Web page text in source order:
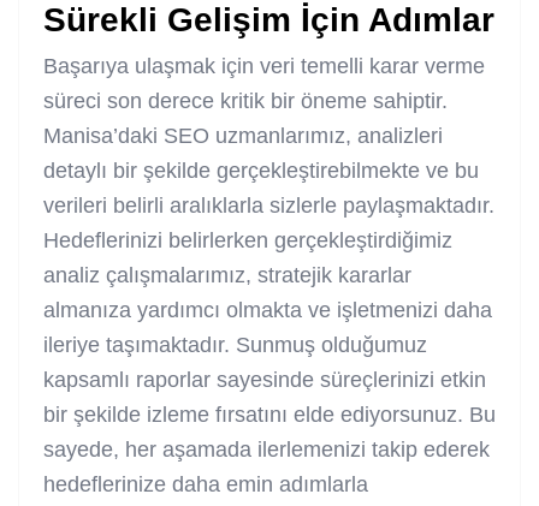
Sürekli Gelişim İçin Adımlar
Başarıya ulaşmak için veri temelli karar verme
süreci son derece kritik bir öneme sahiptir.
Manisa’daki SEO uzmanlarımız, analizleri
detaylı bir şekilde gerçekleştirebilmekte ve bu
verileri belirli aralıklarla sizlerle paylaşmaktadır.
Hedeflerinizi belirlerken gerçekleştirdiğimiz
analiz çalışmalarımız, stratejik kararlar
almanıza yardımcı olmakta ve işletmenizi daha
ileriye taşımaktadır. Sunmuş olduğumuz
kapsamlı raporlar sayesinde süreçlerinizi etkin
bir şekilde izleme fırsatını elde ediyorsunuz. Bu
sayede, her aşamada ilerlemenizi takip ederek
hedeflerinize daha emin adımlarla